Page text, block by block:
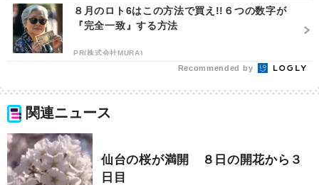
８月のロト6はこの方法で買え!!６つの数字が
『完全一致』する方法
PR(株式会社MURA)
Recommended by
関連ニュース
仙台の桜が満開 ８日の開花から３
日目